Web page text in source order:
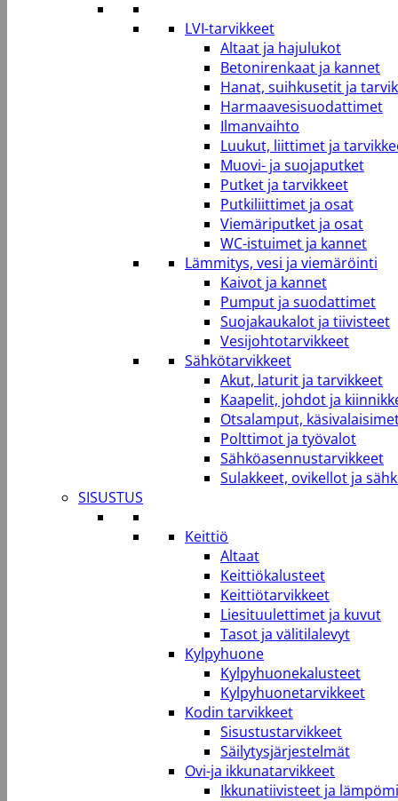
LVI-tarvikkeet
Altaat ja hajulukot
Betonirenkaat ja kannet
Hanat, suihkusetit ja
Harmaavesisuodattimet
Ilmanvaihto
Luukut, liittimet ja
Muovi- ja suojaputket
Putket ja tarvikkeet
Putkiliittimet ja osat
Viemäriputket ja osat
WC-istuimet ja kannet
Lämmitys, vesi ja viemäröinti
Kaivot ja kannet
Pumput ja suodattimet
Suojakaukalot ja tiivisteet
Vesijohtotarvikkeet
Sähkötarvikkeet
Akut, laturit ja tarvikkeet
Kaapelit, johdot ja
Otsalamput,
Polttimot ja työvalot
Sähköasennustarvikkeet
Sulakkeet, ovikellot ja
SISUSTUS
Keittiö
Altaat
Keittiökalusteet
Keittiötarvikkeet
Liesituulettimet ja kuvut
Tasot ja välitilalevyt
Kylpyhuone
Kylpyhuonekalusteet
Kylpyhuonetarvikkeet
Kodin tarvikkeet
Sisustustarvikkeet
Säilytysjärjestelmät
Ovi-ja ikkunatarvikkeet
Ikkunatiivisteet ja